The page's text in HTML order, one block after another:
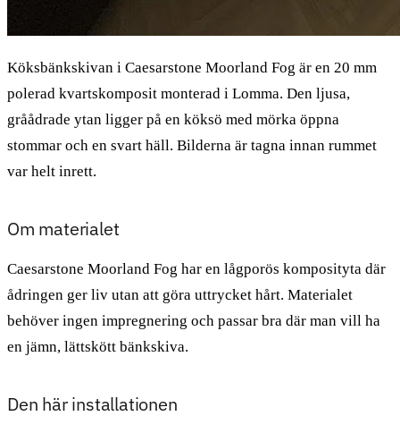
Köksbänkskivan i Caesarstone Moorland Fog är en 20 mm
polerad kvartskomposit monterad i Lomma. Den ljusa,
gråådrade ytan ligger på en köksö med mörka öppna
stommar och en svart häll. Bilderna är tagna innan rummet
var helt inrett.
Om materialet
Caesarstone Moorland Fog har en lågporös komposityta där
ådringen ger liv utan att göra uttrycket hårt. Materialet
behöver ingen impregnering och passar bra där man vill ha
en jämn, lättskött bänkskiva.
Den här installationen